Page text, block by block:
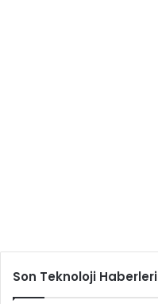
Son Teknoloji Haberleri